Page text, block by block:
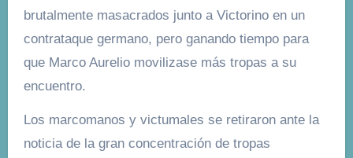
brutalmente masacrados junto a Victorino en un
contrataque germano, pero ganando tiempo para
que Marco Aurelio movilizase más tropas a su
encuentro.
Los marcomanos y victumales se retiraron ante la
noticia de la gran concentración de tropas